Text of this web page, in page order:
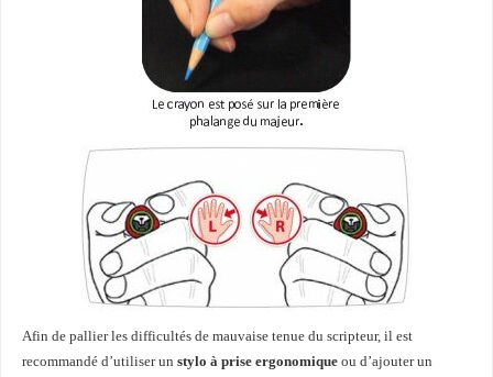
Afin de pallier les difficultés de mauvaise tenue du scripteur, il est
recommandé d’utiliser un stylo à prise ergonomiqueou d’ajouter un